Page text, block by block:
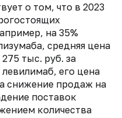
о том, что в 2023
на 35%
средняя цена
тыс. руб. за
его цена
снижение продаж на
поставок
количества